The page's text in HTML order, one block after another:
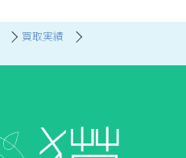
買取実績